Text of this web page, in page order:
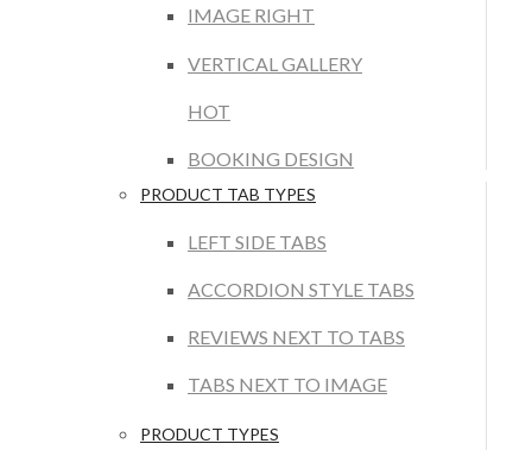
IMAGE RIGHT
VERTICAL GALLERY
HOT
BOOKING DESIGN
PRODUCT TAB TYPES
LEFT SIDE TABS
ACCORDION STYLE TABS
REVIEWS NEXT TO TABS
TABS NEXT TO IMAGE
PRODUCT TYPES